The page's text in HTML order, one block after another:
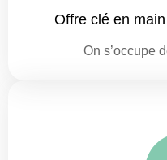
Offre clé en
On s’occupe